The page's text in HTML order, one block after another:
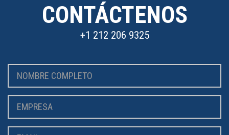
CONTÁCTENOS
+1 212 206 9325